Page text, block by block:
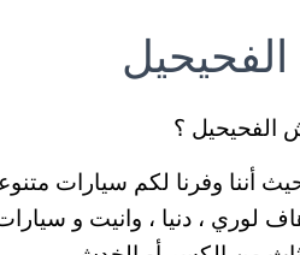
؟
أننا وفرنا لكم سيارات
، دنيا ، وانيت و سيارات